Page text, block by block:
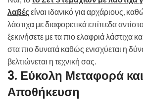
λαβέςείναι ιδανικό για αρχάριους,
λάστιχα με διαφορετικά επίπεδα
ξεκινήσετε με τα πιο ελαφριά λάστιχα
στα πιο δυνατά καθώς ενισχύεται η
βελτιώνεται η τεχνική σας.
3. Εύκολη Μεταφορά και
Αποθήκευση